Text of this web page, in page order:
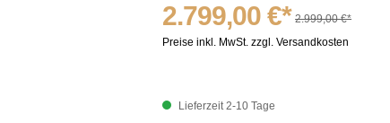
2.799,00 €* 2.999,00 €*
Preise inkl. MwSt. zzgl. Versandkosten
Lieferzeit 2-10 Tage